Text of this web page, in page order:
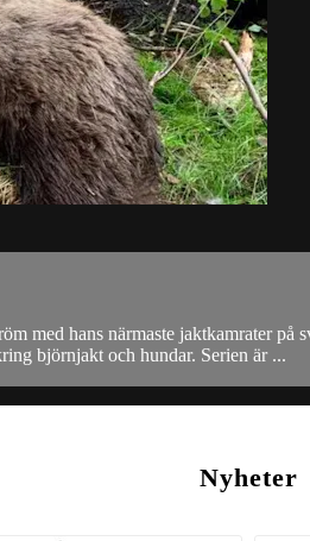
med hans närmaste jaktkamrater
björnjakt och hundar. Serien är ...
Nyheter